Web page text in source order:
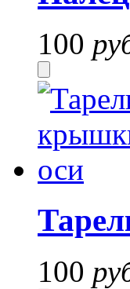
100
100